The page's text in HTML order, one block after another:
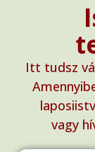
Itt tudsz
vagy